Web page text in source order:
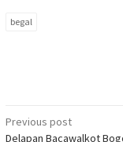
begal
Post
Previous post
Delapan Bacawalkot